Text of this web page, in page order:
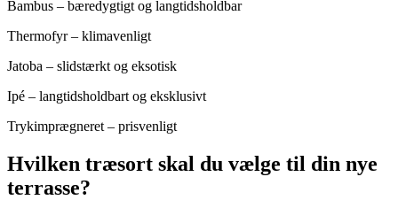
Bambus – bæredygtigt og langtidsholdbar
Thermofyr – klimavenligt
Jatoba – slidstærkt og eksotisk
Ipé – langtidsholdbart og eksklusivt
Trykimprægneret – prisvenligt
Hvilken træsort skal du vælge til din nye
terrasse?